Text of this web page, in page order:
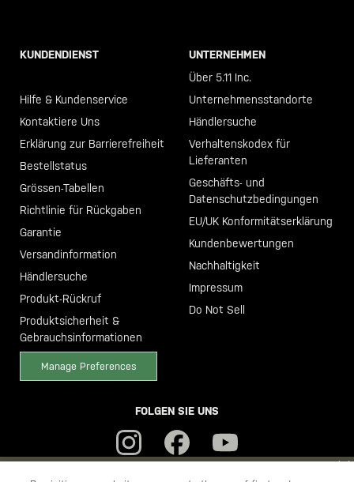
KUNDENDIENST
Hilfe & Kundenservice
Kontaktiere Uns
Erklärung zur Barrierefreiheit
Bestellstatus
Grössen-Tabellen
Richtlinie für Rückgaben
Garantie
Versandinformation
Händlersuche
Produkt-Rückruf
Produktsicherheit &
Gebrauchsinformationen
Manage Preferences
UNTERNEHMEN
Über 5.11 Inc.
Unternehmensstandorte
Händlersuche
Verhaltenskodex für
Lieferanten
Geschäfts- und
Datenschutzbedingungen
EU/UK Konformitätserklärung
Kundenbewertungen
Nachhaltigkeit
Impressum
Do Not Sell
FOLGEN SIE UNS